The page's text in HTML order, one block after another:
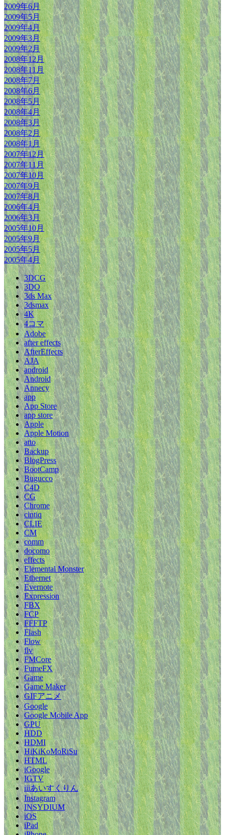
2009年6月
2009年5月
2009年4月
2009年3月
2009年2月
2008年12月
2008年11月
2008年7月
2008年6月
2008年5月
2008年4月
2008年3月
2008年2月
2008年1月
2007年12月
2007年11月
2007年10月
2007年9月
2007年8月
2006年4月
2006年3月
2005年10月
2005年9月
2005年5月
2005年4月
3DCG
3DO
3ds Max
3dsmax
4K
4コマ
Adobe
after effects
AfterEffects
AJA
android
Android
Annecy
app
App Store
app store
Apple
Apple Motion
atto
Backup
BlogPress
BootCamp
Bugucco
C4D
CG
Chrome
cintiq
CLIE
CM
comm
docomo
effects
Elemental Monster
Ethernet
Evernote
Expression
FBX
FCP
FFFTP
Flash
Flow
flv
FMCore
FumeFX
Game
Game Maker
GIFアニメ
Google
Google Mobile App
GPU
HDD
HDMI
HiKiKoMoRiSu
HTML
iGoogle
IGTV
iiiあいすくりん
Instagram
INSYDIUM
iOS
iPad